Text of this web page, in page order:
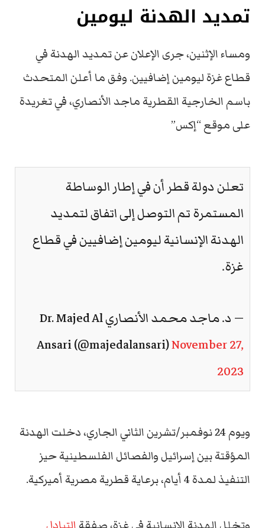
تمديد الهدنة ليومين
ومساء الإثنين، جرى الإعلان عن تمديد الهدنة في
قطاع غزة ليومين إضافيين. وفق ما أعلن المتحدث
باسم الخارجية القطرية ماجد الأنصاري، في تغريدة
على موقع “إكس”
تعلن دولة قطر أن في إطار الوساطة
المستمرة تم التوصل إلى اتفاق لتمديد
الهدنة الإنسانية ليومين إضافيين في قطاع
غزة.
— د. ماجد محمد الأنصاري Dr. Majed Al
Ansari (@majedalansari)November 27,
2023
ويوم 24 نوفمبر/تشرين الثاني الجاري، دخلت الهدنة
المؤقتة بين إسرائيل والفصائل الفلسطينية حيز
التنفيذ لمدة 4 أيام، برعاية قطرية مصرية أميركية.